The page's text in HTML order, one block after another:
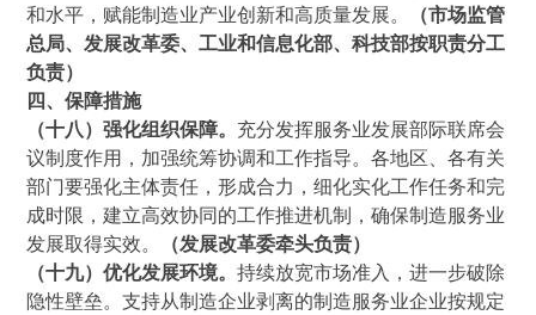
和水平，赋能制造业产业创新和高质量发展。
（市场监管
总局、发展改革委、工业和信息化部、科技部按职责分工
负责）
四、保障措施
（十八）强化组织保障。 充分发挥服务业发展部际联席会
议制度作用，加强统筹协调和工作指导。各地区、各有关
部门要强化主体责任，形成合力，细化实化工作任务和完
成时限，建立高效协同的工作推进机制，确保制造服务业
发展取得实效。
（发展改革委牵头负责）
（十九）优化发展环境。持续放宽市场准入，进一步破除
隐性壁垒。支持从制造企业剥离的制造服务业企业按规定